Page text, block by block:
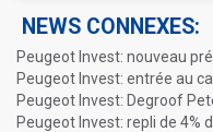
NEWS CONNEXES:
Peugeot Invest: nouveau
Peugeot Invest: entrée au
Peugeot Invest: Degroof
Peugeot Invest: repli de 4%